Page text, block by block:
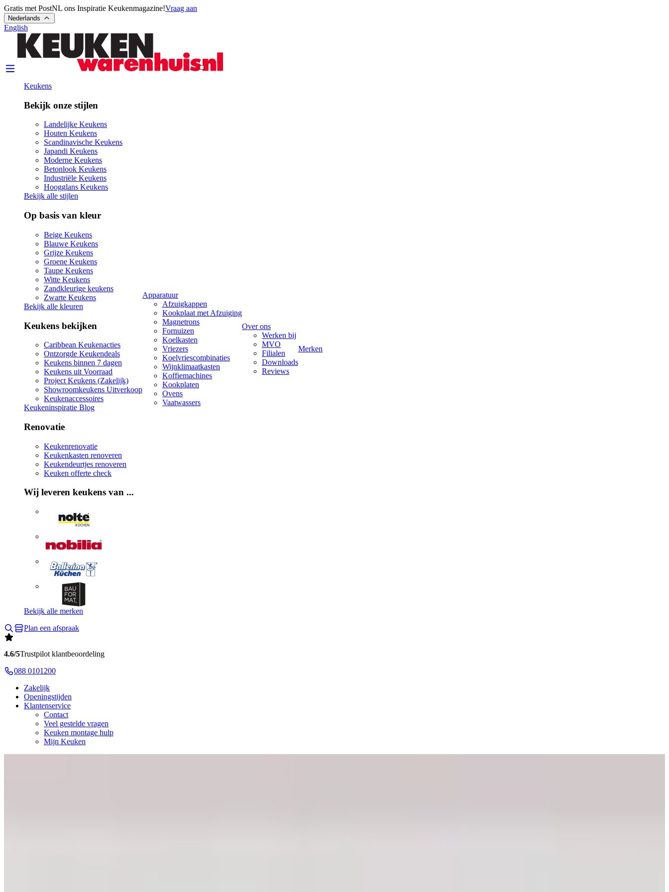
Gratis met PostNL ons Inspiratie Keukenmagazine!Vraag aan
Nederlands
English
Keukens
Bekijk onze stijlen
Landelijke Keukens
Houten Keukens
Scandinavische Keukens
Japandi Keukens
Moderne Keukens
Betonlook Keukens
Industriële Keukens
Hoogglans Keukens
Bekijk alle stijlen
Op basis van kleur
Beige Keukens
Blauwe Keukens
Grijze Keukens
Groene Keukens
Taupe Keukens
Witte Keukens
Zandkleurige keukens
Zwarte Keukens
Bekijk alle kleuren
Keukens bekijken
Caribbean Keukenacties
Ontzorgde Keukendeals
Keukens binnen 7 dagen
Keukens uit Voorraad
Project Keukens (Zakelijk)
Showroomkeukens Uitverkoop
Keukenaccessoires
Keukeninspiratie Blog
Renovatie
Keukenrenovatie
Keukenkasten renoveren
Keukendeurtjes renoveren
Keuken offerte check
Wij leveren keukens van ...
Bekijk alle merken
Apparatuur
Afzuigkappen
Kookplaat met Afzuiging
Magnetrons
Fornuizen
Koelkasten
Vriezers
Koelvriescombinaties
Wijnklimaatkasten
Koffiemachines
Kookplaten
Ovens
Vaatwassers
Over ons
Werken bij
MVO
Filialen
Downloads
Reviews
Merken
Plan een afspraak
4.6/5Trustpilot klantbeoordeling
088 0101200
Zakelijk
Openingstijden
Klantenservice
Contact
Veel gestelde vragen
Keuken montage hulp
Mijn Keuken